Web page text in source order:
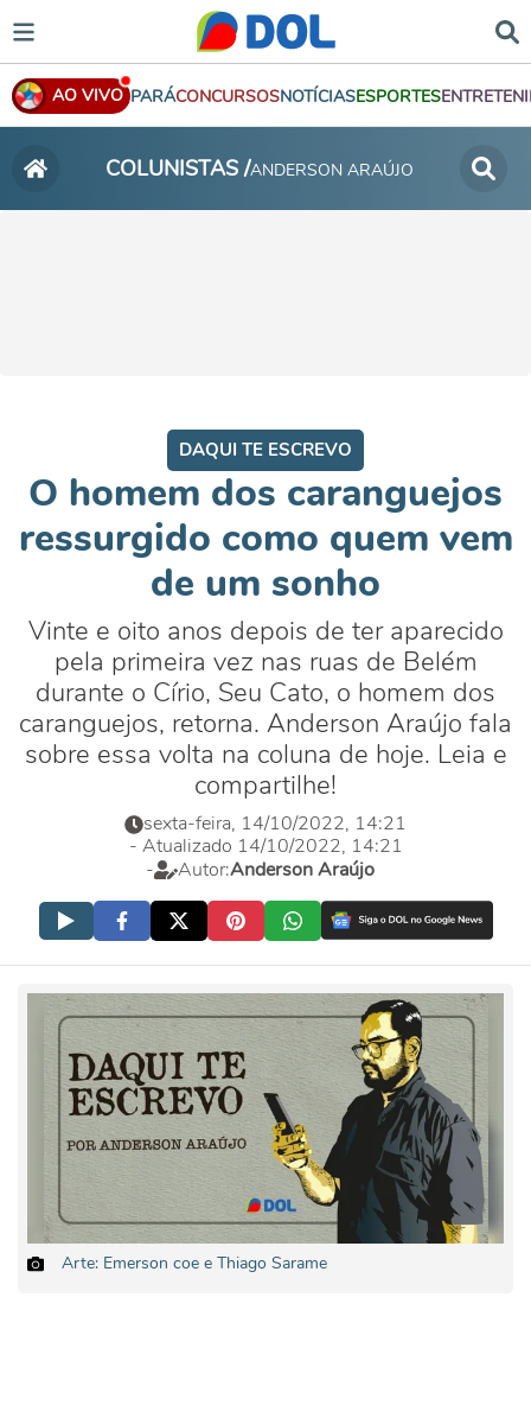
AO VIVO PARÁCONCURSOSNOTÍCIASESPORTES
COLUNISTAS /ANDERSON ARAÚJO
DAQUI TE ESCREVO
O homem dos caranguejos
ressurgido como quem vem
de um sonho
Vinte e oito anos depois de ter aparecido
pela primeira vez nas ruas de Belém
durante o Círio, Seu Cato, o homem dos
caranguejos, retorna. Anderson Araújo fala
sobre essa volta na coluna de hoje. Leia e
compartilhe!
sexta-feira, 14/10/2022, 14:21
- Atualizado 14/10/2022, 14:21
-
Autor:Anderson Araújo
Arte: Emerson coe e Thiago Sarame